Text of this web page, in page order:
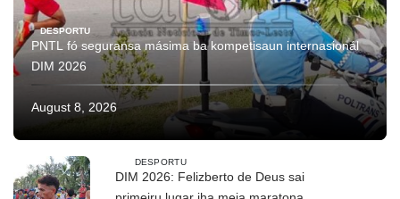
DESPORTU
PNTL fó seguransa másima ba kompetisaun internasionál
DIM 2026
August 8, 2026
DESPORTU
DIM 2026: Felizberto de Deus sai